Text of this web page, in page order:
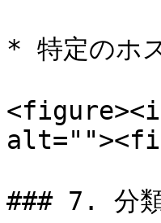
* 特定のホ
### 7. 分